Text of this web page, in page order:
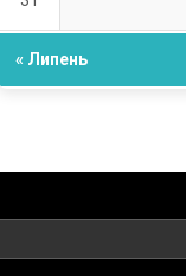
« Липень